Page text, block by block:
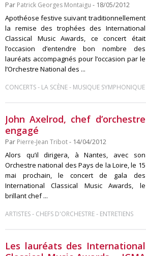
Par Patrick Georges Montaigu - 18/05/2012
Apothéose festive suivant traditionnellement
la remise des trophées des International
Classical Music Awards, ce concert était
l’occasion d’entendre bon nombre des
lauréats accompagnés pour l’occasion par le
l’Orchestre National des ...
CONCERTS- LA SCÈNE- MUSIQUE SYMPHONIQUE
John Axelrod, chef d’orchestre
engagé
Par Pierre-Jean Tribot- 14/04/2012
Alors qu’il dirigera, à Nantes, avec son
Orchestre national des Pays de la Loire, le 15
mai prochain, le concert de gala des
International Classical Music Awards, le
brillant chef ...
ARTISTES- CHEFS D'ORCHESTRE- ENTRETIENS
Les lauréats des International